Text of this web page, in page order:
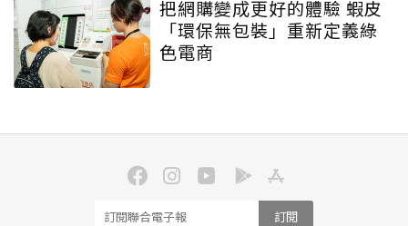
把網購變成更好的體驗 蝦皮
「環保無包裝」重新定義綠
色電商
訂閱